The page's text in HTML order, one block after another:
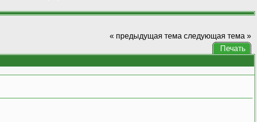
« предыдущая тема следующая тема »
Печать